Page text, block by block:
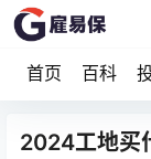
首页 百科
2024工地买